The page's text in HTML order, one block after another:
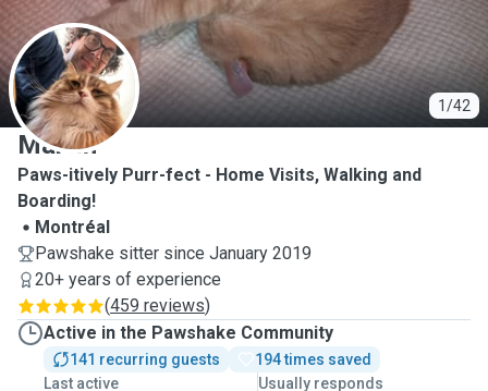
1/42
M
Martin
Paws-itively Purr-fect - Home Visits, Walking and
Boarding!
Montréal
Pawshake sitter since January 2019
20+ years of experience
(459 reviews)
Active in the Pawshake Community
141 recurring guests
194 times saved
Last active
Usually responds